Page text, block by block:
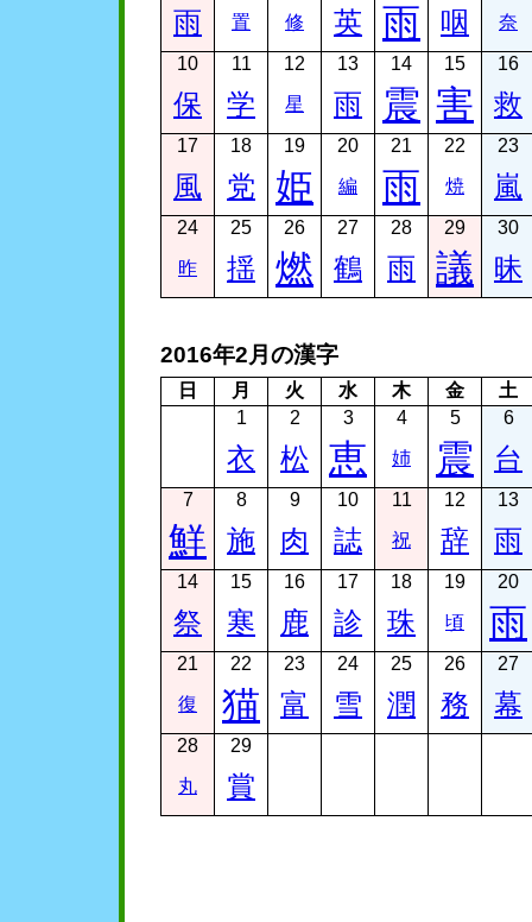
雨
置
修
英 雨 咽
奈
10
保
11
学
12
星
13
雨
14
震
15
害
16
救
17
風
18
党
19
姫
20
編
21
雨
22
焼
23
嵐
24
昨
25
揺
26
燃
27
鶴
28
雨
29
議
30
昧
2016年2月の漢字
日 月 火 水 木 金
土
1
衣
2
松
3
恵
4
姉
5
震
6
台
7
鮮
8
施
9
肉
10
誌
11
祝
12
辞
13
雨
14
祭
15
寒
16
鹿
17
診
18
珠
19
頃
20
雨
21
復
22
猫
23
富
24
雪
25
潤
26
務
27
幕
28
丸
29
賞